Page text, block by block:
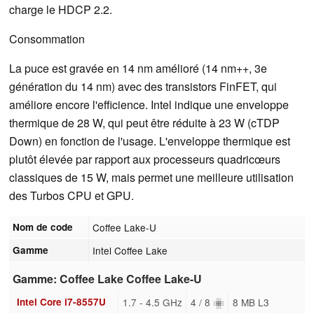
charge le HDCP 2.2.
Consommation
La puce est gravée en 14 nm amélioré (14 nm++, 3e
génération du 14 nm) avec des transistors FinFET, qui
améliore encore l'efficience. Intel indique une enveloppe
thermique de 28 W, qui peut être réduite à 23 W (cTDP
Down) en fonction de l'usage. L'enveloppe thermique est
plutôt élevée par rapport aux processeurs quadricœurs
classiques de 15 W, mais permet une meilleure utilisation
des Turbos CPU et GPU.
Nom de code Coffee Lake-U
Gamme Intel Coffee Lake
Gamme: Coffee Lake Coffee Lake-U
Intel Core i7-8557U 1.7 - 4.5 GHz 4 / 8 8 MB L3